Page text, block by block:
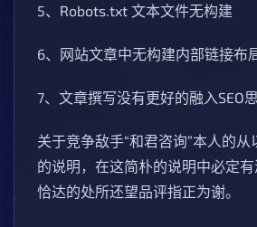
5、Robots.txt 文本文件无构建
6、网站文章中无构建内部链接布
7、文章撰写没有更好的融入SEO
关于竞争敌手“和君咨询”本人的
的说明，在这简朴的说明中必定
恰达的处所还望品评指正为谢。